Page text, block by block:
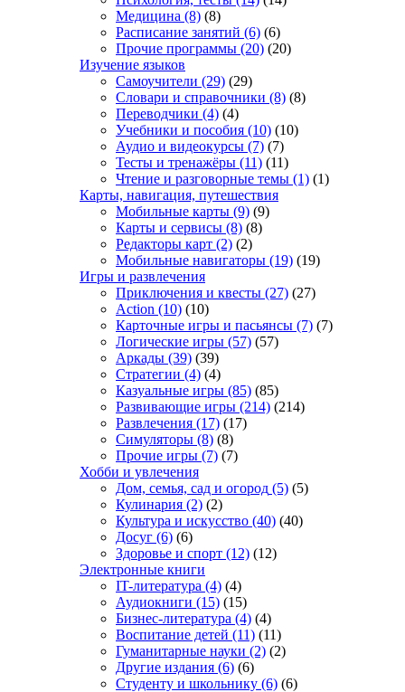
Медицина (8) (8)
Расписание занятий (6) (6)
Прочие программы (20) (20)
Изучение языков
Самоучители (29) (29)
Словари и справочники (8) (8)
Переводчики (4) (4)
Учебники и пособия (10) (10)
Аудио и видеокурсы (7) (7)
Тесты и тренажёры (11) (11)
Чтение и разговорные темы (1) (1)
Карты, навигация, путешествия
Мобильные карты (9) (9)
Карты и сервисы (8) (8)
Редакторы карт (2) (2)
Мобильные навигаторы (19) (19)
Игры и развлечения
Приключения и квесты (27) (27)
Action (10) (10)
Карточные игры и пасьянсы (7) (7)
Логические игры (57) (57)
Аркады (39) (39)
Стратегии (4) (4)
Казуальные игры (85) (85)
Развивающие игры (214) (214)
Развлечения (17) (17)
Симуляторы (8) (8)
Прочие игры (7) (7)
Хобби и увлечения
Дом, семья, сад и огород (5) (5)
Кулинария (2) (2)
Культура и искусство (40) (40)
Досуг (6) (6)
Здоровье и спорт (12) (12)
Электронные книги
IT-литература (4) (4)
Аудиокниги (15) (15)
Бизнес-литература (4) (4)
Воспитание детей (11) (11)
Гуманитарные науки (2) (2)
Другие издания (6) (6)
Студенту и школьнику (6) (6)